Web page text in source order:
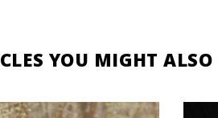
YOU MIGHT